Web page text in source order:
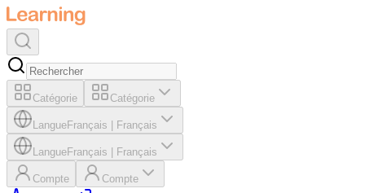
Catégorie Catégorie
LangueFrançais Français
LangueFrançais Français
Compte Compte